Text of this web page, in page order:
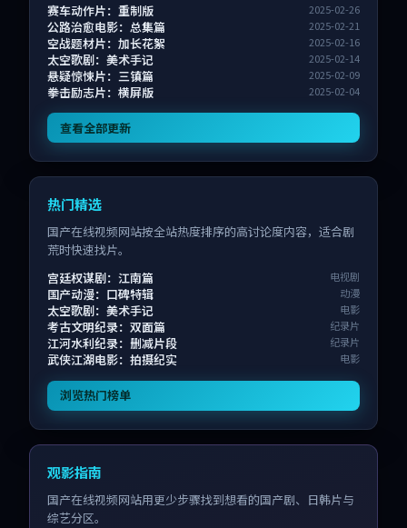
赛车动作片：重制版
2025-02-26
公路治愈电影：总集篇 2025-02-21
空战题材片：加长花絮 2025-02-16
太空歌剧：美术手记 2025-02-14
悬疑惊悚片：三镇篇 2025-02-09
拳击励志片：横屏版 2025-02-04
查看全部更新
热门精选
国产在线视频网站按全站热度排序的高讨论度内容，适合剧
荒时快速找片。
宫廷权谋剧：江南篇
电视剧
国产动漫：口碑特辑 动漫
太空歌剧：美术手记 电影
考古文明纪录：双面篇 纪录片
江河水利纪录：删减片段 纪录片
武侠江湖电影：拍摄纪实 电影
浏览热门榜单
观影指南
国产在线视频网站用更少步骤找到想看的国产剧、日韩片与
综艺分区。